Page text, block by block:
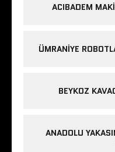
ACIBADEM
ÜMRANIYE
BEYKOZ
ANADOLU